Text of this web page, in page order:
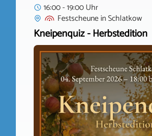
16:00 - 19:00 Uhr
FestscheuneinSchlatkow
Kneipenquiz - Herbstedition